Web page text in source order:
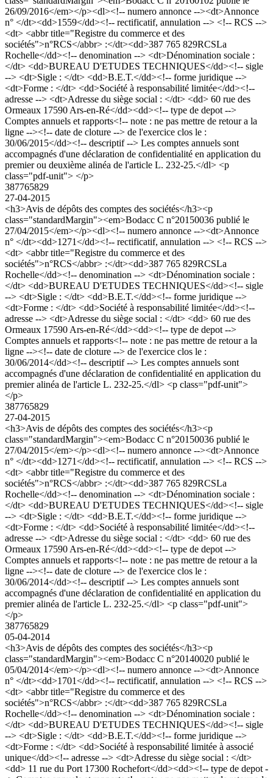
26/09/2016</em></p><dl><!-- numero annonce --><dt>Annonce
n° </dt><dd>1559</dd><!-- rectificatif, annulation --> <!-- RCS -->
<dt> <abbr title="Registre du commerce et des
sociétés">n°RCS</abbr> :</dt><dd>387 765 829RCSLa
Rochelle</dd><!-- denomination --> <dt>Dénomination sociale :
</dt> <dd>BUREAU D'ETUDES TECHNIQUES</dd><!-- sigle
--> <dt>Sigle : </dt> <dd>B.E.T.</dd><!-- forme juridique -->
<dt>Forme : </dt> <dd>Société à responsabilité limitée</dd><!--
adresse --> <dt>Adresse du siège social : </dt> <dd> 60 rue des
Ormeaux 17590 Ars-en-Ré</dd><dd><!-- type de depot -->
Comptes annuels et rapports<!-- note : ne pas mettre de retour a la
ligne --><!-- date de cloture --> de l'exercice clos le :
30/06/2015</dd><!-- descriptif --> Les comptes annuels sont
accompagnés d'une déclaration de confidentialité en application du
premier ou deuxième alinéa de l'article L. 232-25.</dl> <p
class="pdf-unit"> </p>
387765829
27-04-2015
<h3>Avis de dépôts des comptes des sociétés</h3><p
class="standardMargin"><em>Bodacc C n°20150036 publié le
27/04/2015</em></p><dl><!-- numero annonce --><dt>Annonce
n° </dt><dd>1271</dd><!-- rectificatif, annulation --> <!-- RCS -->
<dt> <abbr title="Registre du commerce et des
sociétés">n°RCS</abbr> :</dt><dd>387 765 829RCSLa
Rochelle</dd><!-- denomination --> <dt>Dénomination sociale :
</dt> <dd>BUREAU D'ETUDES TECHNIQUES</dd><!-- sigle
--> <dt>Sigle : </dt> <dd>B.E.T.</dd><!-- forme juridique -->
<dt>Forme : </dt> <dd>Société à responsabilité limitée</dd><!--
adresse --> <dt>Adresse du siège social : </dt> <dd> 60 rue des
Ormeaux 17590 Ars-en-Ré</dd><dd><!-- type de depot -->
Comptes annuels et rapports<!-- note : ne pas mettre de retour a la
ligne --><!-- date de cloture --> de l'exercice clos le :
30/06/2014</dd><!-- descriptif --> Les comptes annuels sont
accompagnés d'une déclaration de confidentialité en application du
premier alinéa de l'article L. 232-25.</dl> <p class="pdf-unit">
</p>
387765829
27-04-2015
<h3>Avis de dépôts des comptes des sociétés</h3><p
class="standardMargin"><em>Bodacc C n°20150036 publié le
27/04/2015</em></p><dl><!-- numero annonce --><dt>Annonce
n° </dt><dd>1271</dd><!-- rectificatif, annulation --> <!-- RCS -->
<dt> <abbr title="Registre du commerce et des
sociétés">n°RCS</abbr> :</dt><dd>387 765 829RCSLa
Rochelle</dd><!-- denomination --> <dt>Dénomination sociale :
</dt> <dd>BUREAU D'ETUDES TECHNIQUES</dd><!-- sigle
--> <dt>Sigle : </dt> <dd>B.E.T.</dd><!-- forme juridique -->
<dt>Forme : </dt> <dd>Société à responsabilité limitée</dd><!--
adresse --> <dt>Adresse du siège social : </dt> <dd> 60 rue des
Ormeaux 17590 Ars-en-Ré</dd><dd><!-- type de depot -->
Comptes annuels et rapports<!-- note : ne pas mettre de retour a la
ligne --><!-- date de cloture --> de l'exercice clos le :
30/06/2014</dd><!-- descriptif --> Les comptes annuels sont
accompagnés d'une déclaration de confidentialité en application du
premier alinéa de l'article L. 232-25.</dl> <p class="pdf-unit">
</p>
387765829
05-04-2014
<h3>Avis de dépôts des comptes des sociétés</h3><p
class="standardMargin"><em>Bodacc C n°20140020 publié le
05/04/2014</em></p><dl><!-- numero annonce --><dt>Annonce
n° </dt><dd>1701</dd><!-- rectificatif, annulation --> <!-- RCS -->
<dt> <abbr title="Registre du commerce et des
sociétés">n°RCS</abbr> :</dt><dd>387 765 829RCSLa
Rochelle</dd><!-- denomination --> <dt>Dénomination sociale :
</dt> <dd>BUREAU D'ETUDES TECHNIQUES</dd><!-- sigle
--> <dt>Sigle : </dt> <dd>B.E.T.</dd><!-- forme juridique -->
<dt>Forme : </dt> <dd>Société à responsabilité limitée à associé
unique</dd><!-- adresse --> <dt>Adresse du siège social : </dt>
<dd> 11 rue du Port 17300 Rochefort</dd><dd><!-- type de depot -